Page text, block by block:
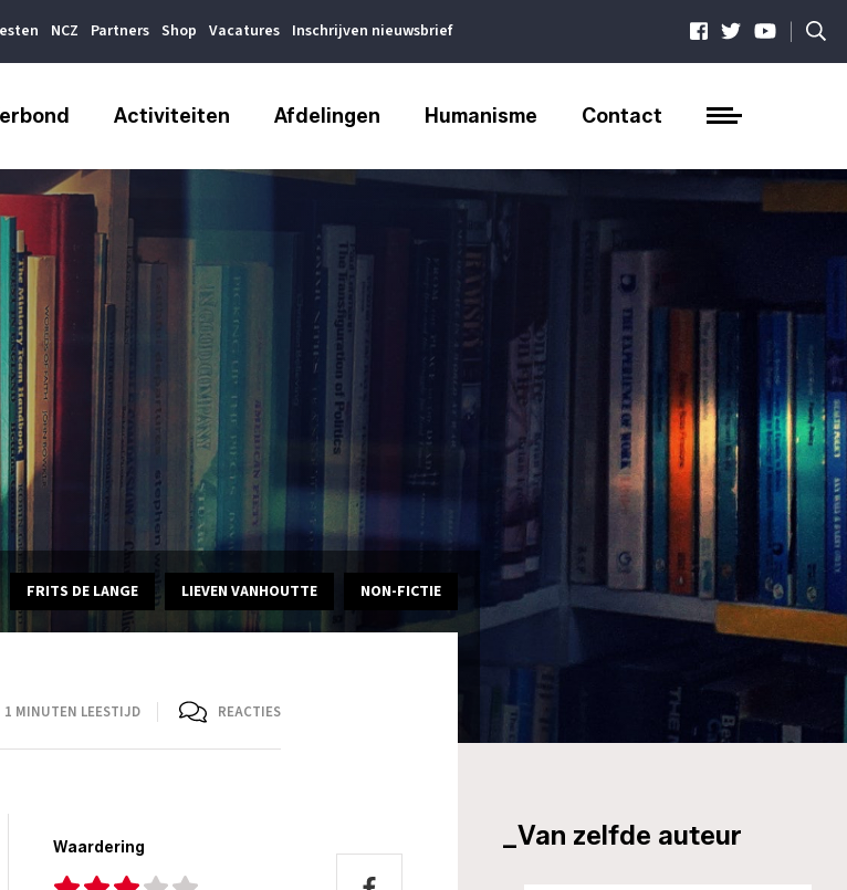
NCZ Partners Shop Vacatures Inschrijven nieuwsbrief |
Activiteiten Afdelingen Humanisme Contact
FRITS DE LANGE LIEVEN VANHOUTTE NON-FICTIE
1 MINUTEN LEESTIJD REACTIES
Waardering _Van zelfde auteur